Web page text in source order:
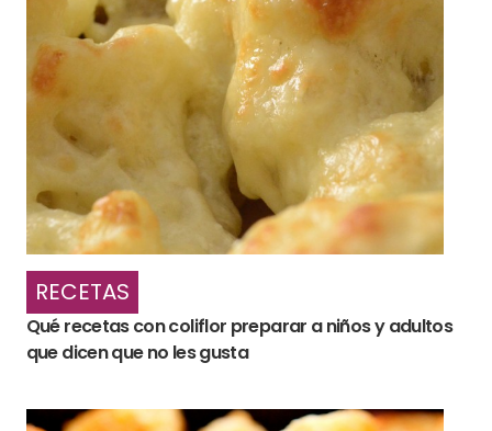
RECETAS
Qué recetas con coliflor preparar a niños y adultos
que dicen que no les gusta